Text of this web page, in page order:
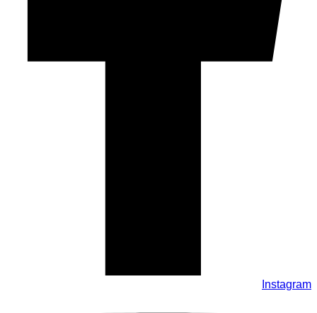
Instagram